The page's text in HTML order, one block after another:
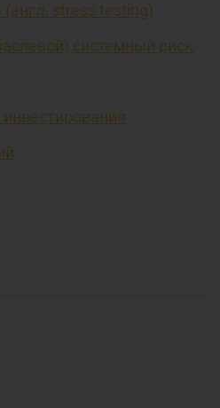
stress testing)
системный риск